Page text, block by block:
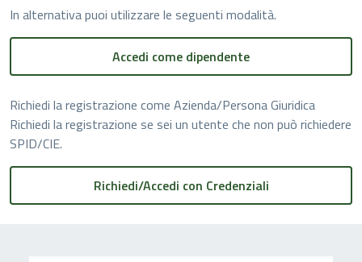
In alternativa puoi utilizzare le seguenti modalità.
Accedi come dipendente
Richiedi la registrazione come Azienda/Persona Giuridica
Richiedi la registrazione se sei un utente che non può richiedere
SPID/CIE.